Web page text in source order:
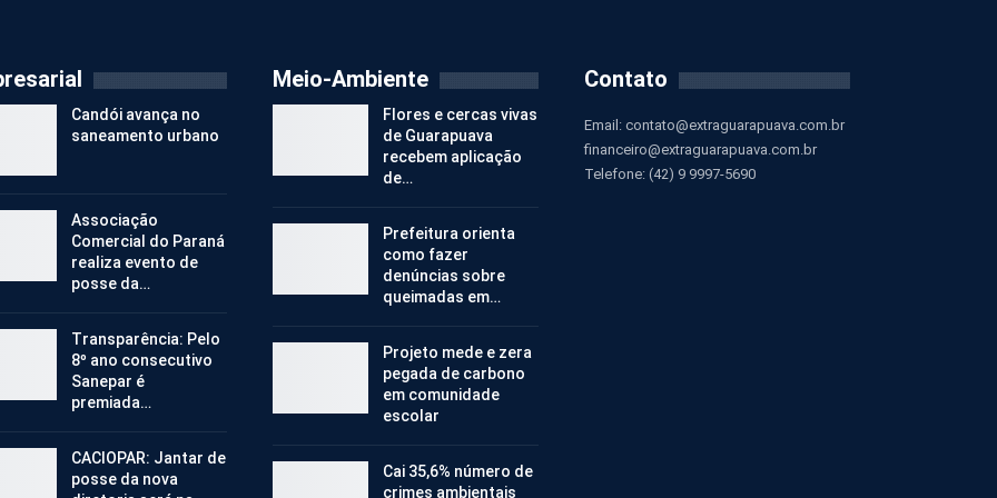
Candói avança no
saneamento urbano
Associação
Comercial do Paraná
realiza evento de
posse da…
Transparência: Pelo
8º ano consecutivo
Sanepar é
premiada…
CACIOPAR: Jantar de
posse da nova
Meio-Ambiente
Flores e cercas vivas
de Guarapuava
recebem aplicação
de…
Prefeitura orienta
como fazer
denúncias sobre
queimadas em…
Projeto mede e zera
pegada de carbono
em comunidade
escolar
Cai 35,6% número de
crimes ambientais
Contato
Email: contato@extraguarapuava.com.br
financeiro@extraguarapuava.com.br
Telefone: (42) 9 9997-5690